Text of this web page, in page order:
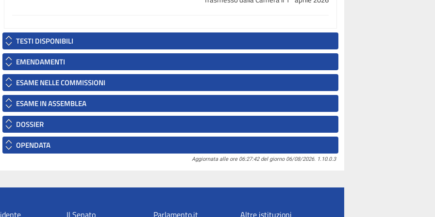
TESTI DISPONIBILI
EMENDAMENTI
ESAME NELLE COMMISSIONI
ESAME IN ASSEMBLEA
DOSSIER
OPENDATA
Aggiornata alle ore 06:27:42 del giorno 06/08/2026. 1.10.0.3
Il Senato Parlamento.it Altre istituzioni